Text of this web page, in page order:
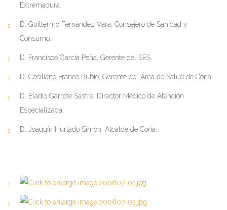
Extremadura.
D. Guillermo Fernández Vara, Consejero de Sanidad y
Consumo.
D. Francisco García Peña, Gerente del SES.
D. Ceciliano Franco Rubio, Gerente del Área de Salud de Coria.
D. Eladio Garrote Sastre, Director Médico de Atención
Especializada.
D. Joaquín Hurtado Simón, Alcalde de Coria.